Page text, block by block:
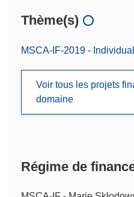
Thème(s)
MSCA-IF-2019 -
Voir tous les projets
domaine
Régime de